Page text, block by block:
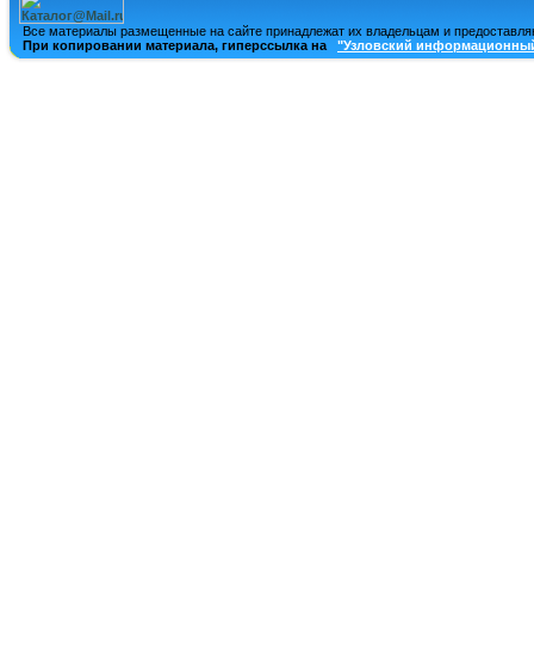
Ночные пожары в центре
города
Все материалы размещенные на сайте принадлежат их владельцам и
При копировании материала, гиперссылка на
"Узловский